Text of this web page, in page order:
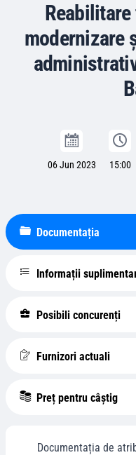
modernizare
06 Jun 2023 15:00
Documentația
Informații
Posibili concurenți
Furnizori actuali
Preț pentru câștig
Documentația de